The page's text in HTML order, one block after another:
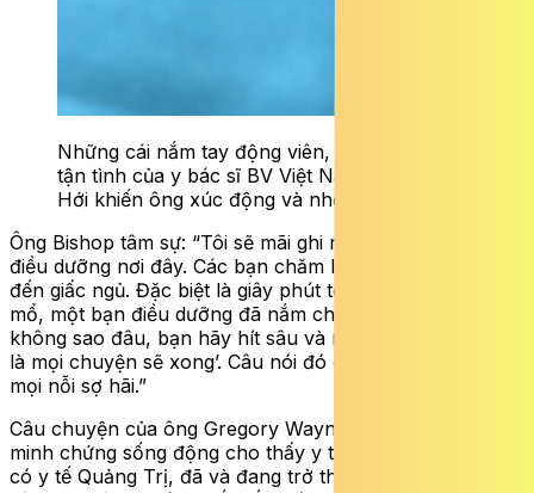
Những cái nắm tay động viên, sự chăm sóc
tận tình của y bác sĩ BV Việt Nam Cuba Đồng
Hới khiến ông xúc động và nhớ mãi.
Ông Bishop tâm sự: “Tôi sẽ mãi ghi nhớ các bác sĩ và
điều dưỡng nơi đây. Các bạn chăm lo cho tôi từ bữa ăn
đến giấc ngủ. Đặc biệt là giây phút tôi run rẩy trên bàn
mổ, một bạn điều dưỡng đã nắm chặt tay tôi và nói: ‘Sẽ
không sao đâu, bạn hãy hít sâu và nghe xong bản nhạc
là mọi chuyện sẽ xong’. Câu nói đó đã giúp tôi xua tan
mọi nỗi sợ hãi.”
Câu chuyện của ông Gregory Wayne Bishop là một
minh chứng sống động cho thấy y tế Việt Nam, trong đó
có y tế Quảng Trị, đã và đang trở thành điểm đến tin